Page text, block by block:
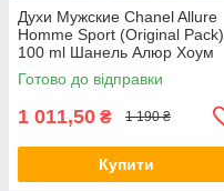
Духи Мужские Chanel Allure
Homme Sport (Original Pack)
100 ml Шанель Алюр Хоум
Спорт (Оригинал Упаковк)
100 мл
Готово до відправки
1 011,50 ₴ 1 190 ₴
Купити